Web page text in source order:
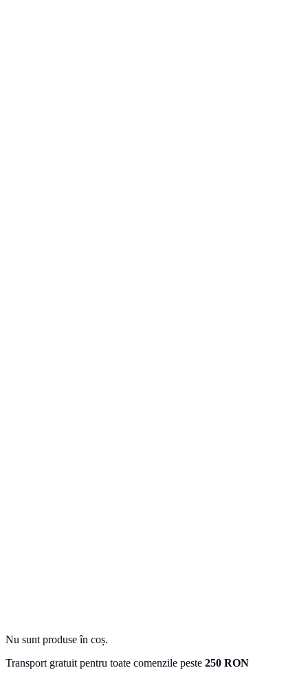
Nu sunt produse în coș.
Transport gratuit pentru toate comenzile peste 250 RON